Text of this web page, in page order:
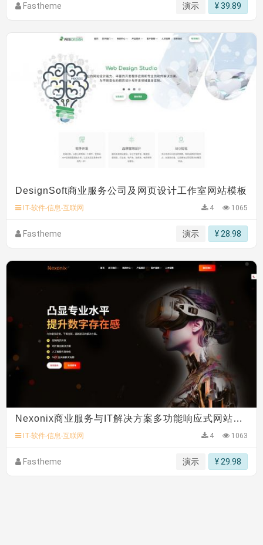
Fastheme 演示 ¥ 39.89
DesignSoft商业服务公司及网页设计工作室网站模板
IT-软件-信息-互联网 4 1065
Fastheme 演示 ¥ 28.98
Nexonix商业服务与IT解决方案多功能响应式网站模板
IT-软件-信息-互联网 4 1063
Fastheme 演示 ¥ 29.98